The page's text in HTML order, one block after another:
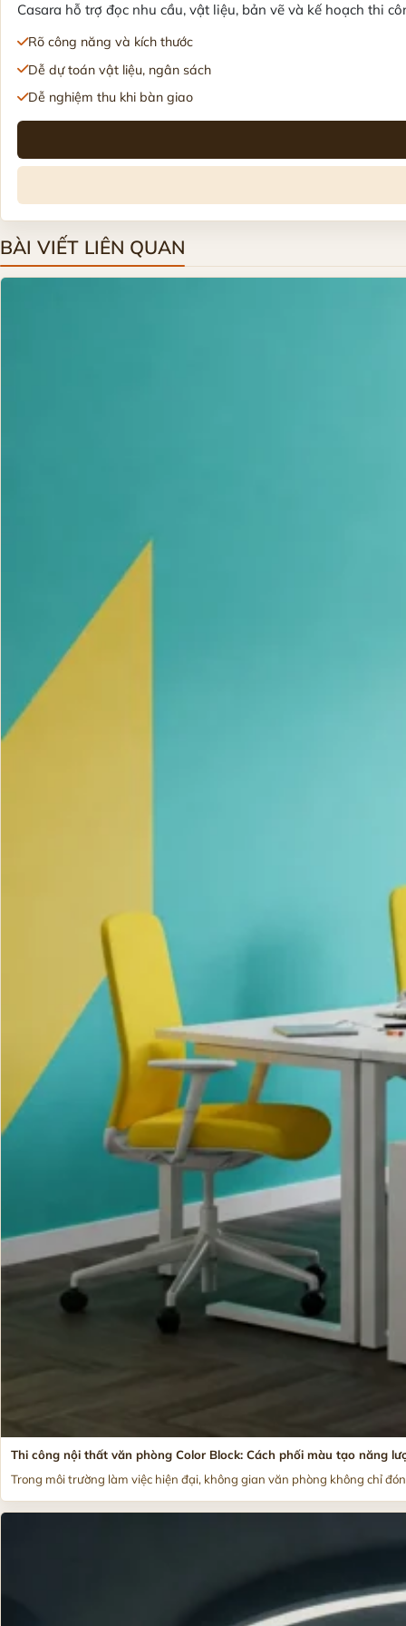
Casara hỗ trợ đọc nhu cầu, vật liệu, bản vẽ và kế hoạch thi
Rõ công năng và kích thước
Dễ dự toán vật liệu, ngân sách
Dễ nghiệm thu khi bàn giao
BÀI VIẾT LIÊN QUAN
Thi công nội thất văn phòng Color Block: Cách phối màu tạo năng
Trong môi trường làm việc hiện đại, không gian văn phòng không chỉ